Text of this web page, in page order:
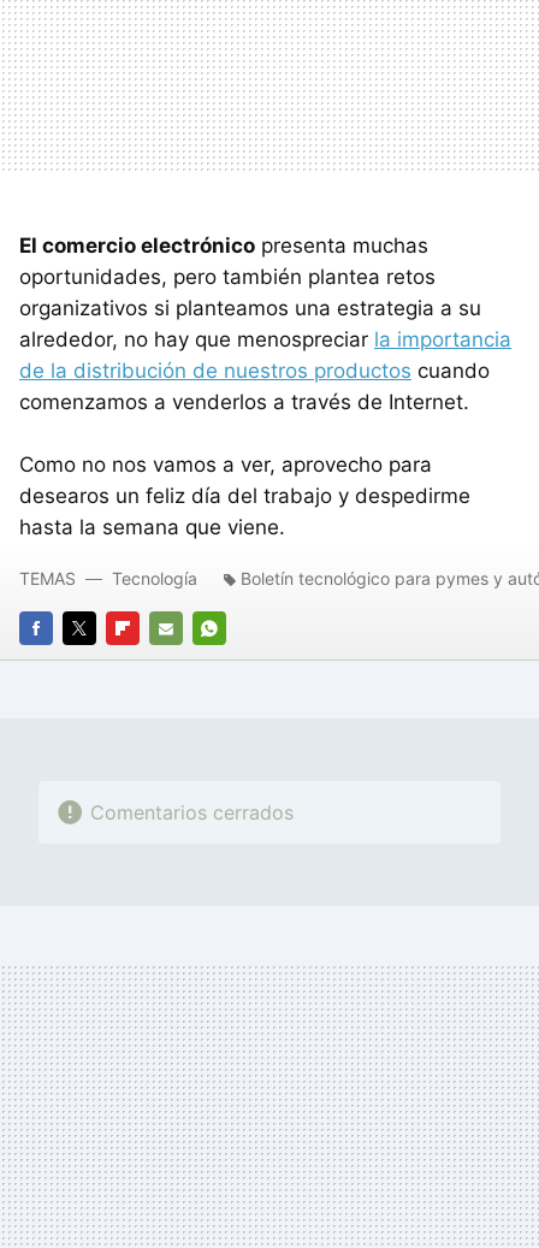
El comercio electrónico presenta muchas
oportunidades, pero también plantea retos
organizativos si planteamos una estrategia a su
alrededor, no hay que menospreciar la importancia
de la distribución de nuestros productos cuando
comenzamos a venderlos a través de Internet.
Como no nos vamos a ver, aprovecho para
desearos un feliz día del trabajo y despedirme
hasta la semana que viene.
FACEBOOK
TWITTERFLIPBOARD
E-
WHATSAPP
TEMAS Tecnología Boletín tecnológico para pymes y
Comentarios cerrados